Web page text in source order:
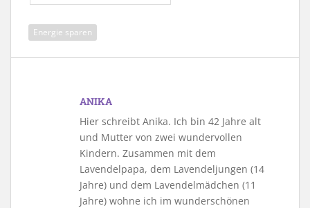
Energie sparen
ANIKA
Hier schreibt Anika. Ich bin 42 Jahre alt
und Mutter von zwei wundervollen
Kindern. Zusammen mit dem
Lavendelpapa, dem Lavendeljungen (14
Jahre) und dem Lavendelmädchen (11
Jahre) wohne ich im wunderschönen